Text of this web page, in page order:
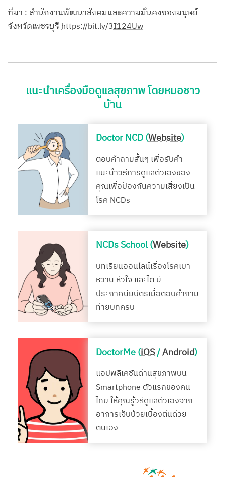
ที่มา : สำนักงานพัฒนาสังคมและความมั่นคงของมนุษย์
จังหวัดเพชรบุรีhttps://bit.ly/3I124Uw
แนะนำเครื่องมือดูแลสุขภาพ โดยหมอชาว
บ้าน
Doctor NCD (Website)
ตอบคำถามสั้นๆ เพื่อรับคำ
แนะนำวิธีการดูแลตัวเองของ
คุณเพื่อป้องกันความเสี่ยงเป็น
โรค NCDs
NCDs School (Website)
บทเรียนออนไลน์เรื่องโรคเบา
หวาน หัวใจ และไต มี
ประกาศนียบัตรเมื่อตอบคำถาม
ท้ายบทครบ
DoctorMe (iOS/Android)
แอปพลิเคชันด้านสุขภาพบน
Smartphone ตัวแรกของคน
ไทย ให้คุณรู้วิธีดูแลตัวเองจาก
อาการเจ็บป่วยเบื้องต้นด้วย
ตนเอง